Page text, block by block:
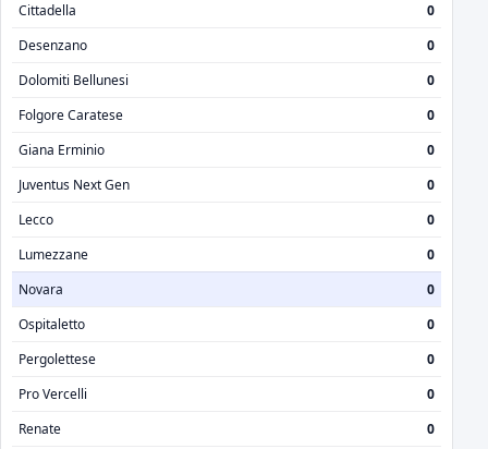
Cittadella
0
Desenzano
0
Dolomiti Bellunesi
0
Folgore Caratese
0
Giana Erminio
0
Juventus Next Gen
0
Lecco
0
Lumezzane
0
Novara
0
Ospitaletto
0
Pergolettese
0
Pro Vercelli
0
Renate
0